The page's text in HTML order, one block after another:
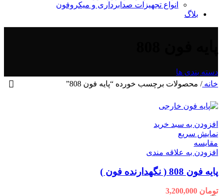
انواع تجهیزات صدابرداری و میکروفون
بلاگ
دسته بندی ها
خانه/ محصولات برچسب خورده “پایه فون 808”
افزودن به سبد خرید
نمایش سریع
مقايسه
افزودن به علاقه مندی
پایه فون 808 ( نگهدارنده فون )
تومان